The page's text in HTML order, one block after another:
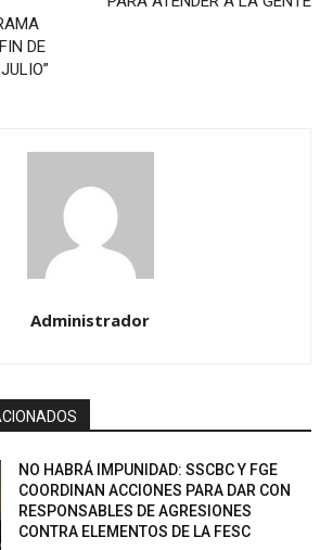
DE
Administrador
NO HABRÁ IMPUNIDAD: SSCBC Y FGE
COORDINAN ACCIONES PARA DAR CON
RESPONSABLES DE AGRESIONES
CONTRA ELEMENTOS DE LA FESC